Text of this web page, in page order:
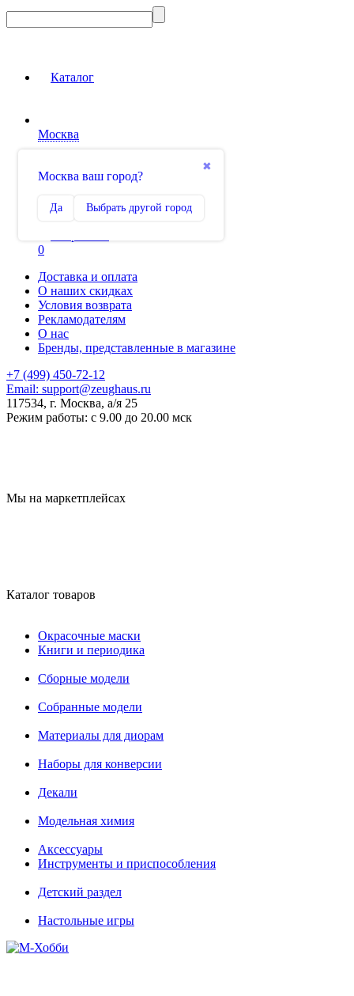
Каталог
Москва
✖
Москва ваш город?
Да Выбрать другой город
Сравнение
0
Доставка и оплата
О наших скидках
Условия возврата
Рекламодателям
О нас
Бренды, представленные в магазине
+7 (499) 450-72-12
Email: support@zeughaus.ru
117534, г. Москва, а/я 25
Режим работы: с 9.00 до 20.00 мск
Мы на маркетплейсах
Каталог товаров
Окрасочные маски
Книги и периодика
Сборные модели
Собранные модели
Материалы для диорам
Наборы для конверсии
Декали
Модельная химия
Аксессуары
Инструменты и приспособления
Детский раздел
Настольные игры